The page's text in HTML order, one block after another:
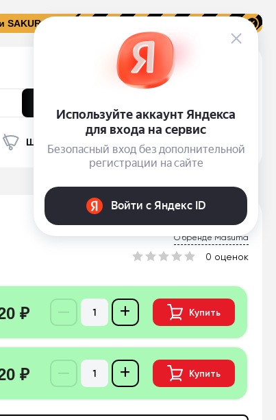
+7 (351) 211-57-27
ВойтиЗаказыГаражБонусы Корзина
Щетки с/о
О бренде Masuma
0 оценок
₽ – + Купить
₽ – + Купить